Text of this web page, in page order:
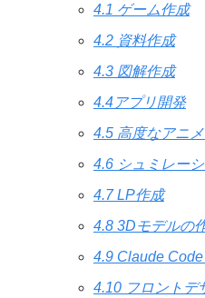
4.1 ゲーム作成
4.2 資料作成
4.3 図解作成
4.4アプリ開発
4.5 高度なアニ
4.6 シュミレー
4.7 LP作成
4.8 3Dモデルの
4.9 Claude
4.10 フロントデ